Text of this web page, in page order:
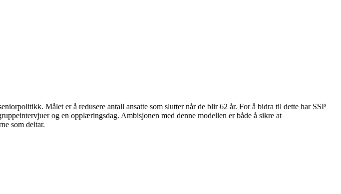
Målet er å redusere antall ansatte som slutter når de blir 62 år. For å bidra til dette har SSP
og en opplæringsdag. Ambisjonen med denne modellen er både å sikre at
som deltar.